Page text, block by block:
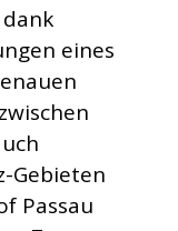
eines
Gebieten
Passau